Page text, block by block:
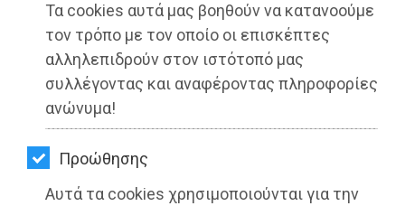
Τα cookies αυτά μας βοηθούν να κατανοούμε
τον τρόπο με τον οποίο οι επισκέπτες
αλληλεπιδρούν στον ιστότοπό μας
συλλέγοντας και αναφέροντας πληροφορίες
ανώνυμα!
Προώθησης
Αυτά τα cookies χρησιμοποιούνται για την
ΤΑΞΙΔΙΑ
ΕΞΟΔΟΣ
ΠΕΡΙΒΑΛΛΟΝ
ΚΑΤΟΙΚΙΔΙΟ
ΑΓΓΕΛΙΕΣ
Δήμος Μαραθώνος: Αναστολή
σταθμού Ανατολής την Πέμπτη 14
Απριλίου